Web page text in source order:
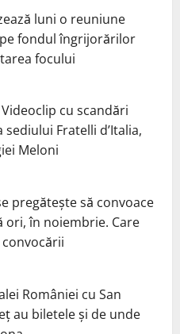
luni o reuniune
fondul îngrijorărilor
focului
cu scandări
Fratelli d’Italia,
Meloni
pregăteşte să convoace
ori, în noiembrie. Care
României cu San
au biletele și de unde